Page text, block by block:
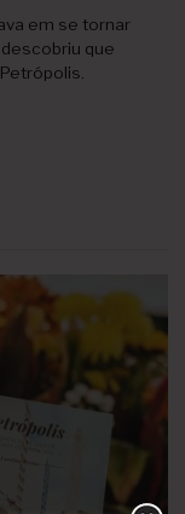
em se tornar
que